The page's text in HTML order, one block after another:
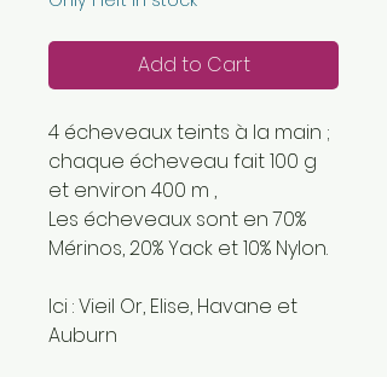
Add to Cart
4 écheveaux teints à la main ;
chaque écheveau fait 100 g
et environ 400 m ,
Les écheveaux sont en 70%
Mérinos, 20% Yack et 10% Nylon.
Ici : Vieil Or, Elise, Havane et
Auburn